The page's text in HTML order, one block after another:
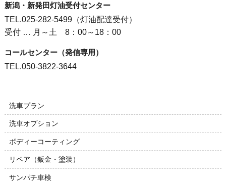
新潟・新発田灯油受付センター
TEL.025-282-5499（灯油配達受付）
受付 … 月～土 8：00～18：00
コールセンター（発信専用）
TEL.050-3822-3644
洗車プラン
洗車オプション
ボディーコーティング
リペア（鈑金・塗装）
サンパチ車検